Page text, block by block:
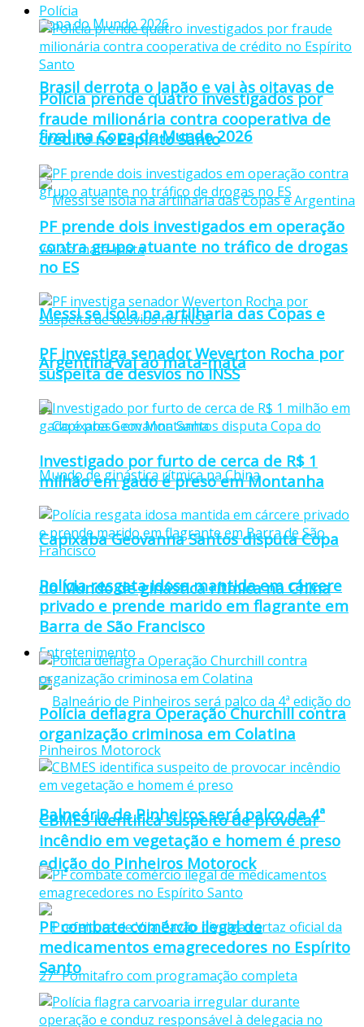
Brasil derrota o Japão e vai às oitavas de
final na Copa do Mundo 2026
Messi se isola na artilharia das Copas e
Argentina vai ao mata-mata
Capixaba Geovanna Santos disputa Copa
do Mundo de ginástica rítmica na China
Entretenimento
Balneário de Pinheiros será palco da 4ª
edição do Pinheiros Motorock
Polícia
Polícia prende quatro investigados por
fraude milionária contra cooperativa de
crédito no Espírito Santo
PF prende dois investigados em operação
contra grupo atuante no tráfico de drogas
no ES
PF investiga senador Weverton Rocha por
suspeita de desvios no INSS
Investigado por furto de cerca de R$ 1
milhão em gado é preso em Montanha
Polícia resgata idosa mantida em cárcere
privado e prende marido em flagrante em
Barra de São Francisco
Polícia deflagra Operação Churchill contra
organização criminosa em Colatina
CBMES identifica suspeito de provocar
incêndio em vegetação e homem é preso
PF combate comércio ilegal de
medicamentos emagrecedores no Espírito
Santo